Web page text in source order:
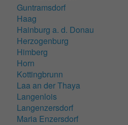
Guntramsdorf
Haag
Hainburg a. d. Donau
Herzogenburg
Himberg
Horn
Kottingbrunn
Laa an der Thaya
Langenlois
Langenzersdorf
Maria Enzersdorf